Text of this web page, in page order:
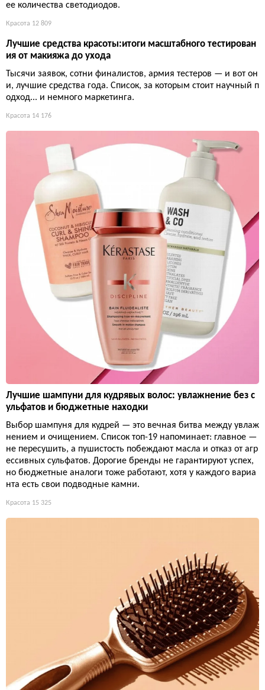
ее количества светодиодов.
Красота 12 809
Лучшие средства красоты:итоги масштабного тестирован
ия от макияжа до ухода
Тысячи заявок, сотни финалистов, армия тестеров — и вот он
и, лучшие средства года. Список, за которым стоит научный п
одход... и немного маркетинга.
Красота 14 176
Лучшие шампуни для кудрявых волос: увлажнение без с
ульфатов и бюджетные находки
Выбор шампуня для кудрей — это вечная битва между увлаж
нением и очищением. Список топ-19 напоминает: главное —
не пересушить, а пушистость побеждают масла и отказ от агр
ессивных сульфатов. Дорогие бренды не гарантируют успех,
но бюджетные аналоги тоже работают, хотя у каждого вариа
нта есть свои подводные камни.
Красота 15 325